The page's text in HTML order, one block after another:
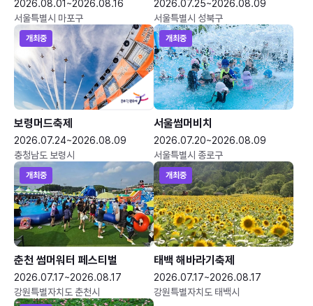
2026.08.01~2026.08.16
서울특별시 마포구
2026.07.25~2026.08.09
서울특별시 성북구
개최중
보령머드축제
2026.07.24~2026.08.09
충청남도 보령시
개최중
서울썸머비치
2026.07.20~2026.08.09
서울특별시 종로구
개최중
춘천 썸머워터 페스티벌
2026.07.17~2026.08.17
강원특별자치도 춘천시
개최중
태백 해바라기축제
2026.07.17~2026.08.17
강원특별자치도 태백시